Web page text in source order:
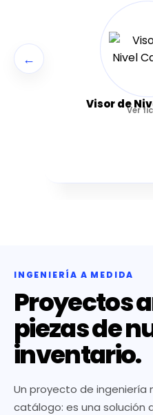
←
Visor deVer
INGENIERÍA A MEDIDA
Proyectos
piezas de
inventario.
Un proyecto de ingeniería
catálogo: es una solución